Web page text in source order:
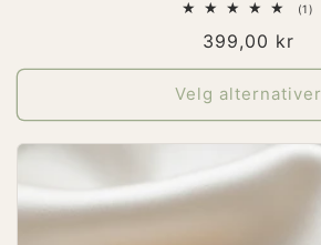
(1)
Vanlig
pris
399,00 kr
Velg alternativer